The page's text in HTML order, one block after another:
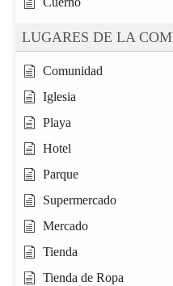
LUGARES DE LA
Comunidad
Iglesia
Playa
Hotel
Parque
Supermercado
Mercado
Tienda
Tienda de Ropa